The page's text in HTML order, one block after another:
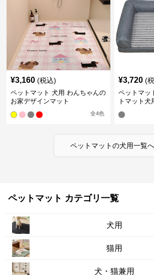
¥3,160 (税込)
ペットマット 犬用 わんちゃんの
お家デザインマット
全4色
¥3,720 (
ペットマッ
トマット犬
ペットマットの犬用一覧へ
ペットマット カテゴリ一覧
犬用
猫用
犬・猫兼用